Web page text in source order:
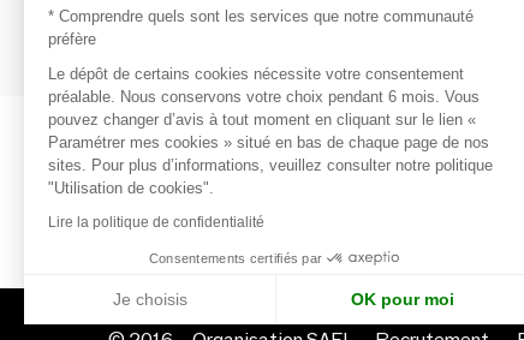
Contacter
* Comprendre quels sont les services que notre communauté
préfère
Le dépôt de certains cookies nécessite votre consentement
préalable. Nous conservons votre choix pendant 6 mois. Vous
pouvez changer d’avis à tout moment en cliquant sur le lien «
Paramétrer mes cookies » situé en bas de chaque page de nos
sites. Pour plus d’informations, veuillez consulter notre politique
"Utilisation de cookies".
Lire la politique de confidentialité
Consentements certifiés par
Je choisis OK pour moi